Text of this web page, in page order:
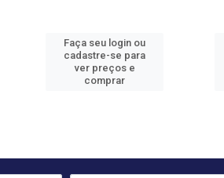
Faça seu login ou
cadastre-se para
ver preços e
comprar